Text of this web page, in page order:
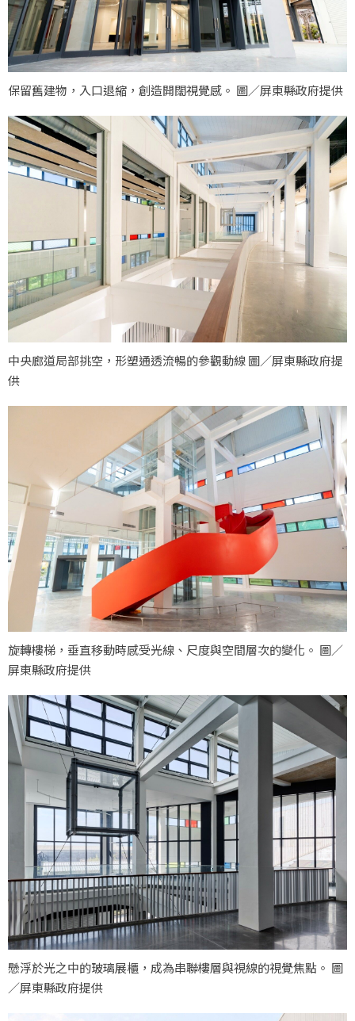
保留舊建物，入口退縮，創造開闊視覺感。 圖／屏東縣政府提供
中央廊道局部挑空，形塑通透流暢的參觀動線 圖／屏東縣政府提
供
旋轉樓梯，垂直移動時感受光線、尺度與空間層次的變化。 圖／
屏東縣政府提供
懸浮於光之中的玻璃展櫃，成為串聯樓層與視線的視覺焦點。 圖
／屏東縣政府提供